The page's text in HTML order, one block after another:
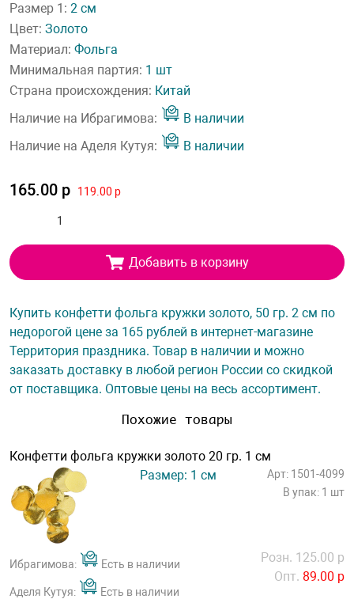
Размер 1: 2 см
Цвет: Золото
Материал: Фольга
Минимальная партия: 1 шт
Страна происхождения: Китай
Наличие на Ибрагимова:
В наличии
Наличие на Аделя Кутуя:
В наличии
165.00 р 119.00 р
Добавить в корзину
Купить конфетти фольга кружки золото, 50 гр. 2 см по
недорогой цене за 165 рублей в интернет-магазине
Территория праздника. Товар в наличии и можно
заказать доставку в любой регион России со скидкой
от поставщика. Оптовые цены на весь ассортимент.
Похожие товары
Конфетти фольга кружки золото 20 гр. 1 см
Размер: 1 см
Арт: 1501-4099
В упак: 1 шт
Ибрагимова: Есть в наличии
Аделя Кутуя: Есть в наличии
Розн. 125.00 р
Опт. 89.00 р